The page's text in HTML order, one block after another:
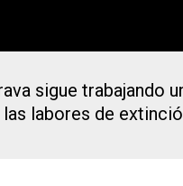
sigue
labores de